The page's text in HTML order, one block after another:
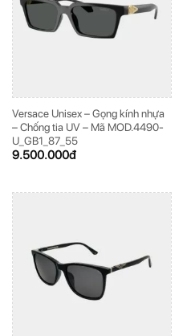
Versace Unisex – Gọng kính nhựa
– Chống tia UV – Mã MOD.4490-
U_GB1_87_55
9.500.000đ